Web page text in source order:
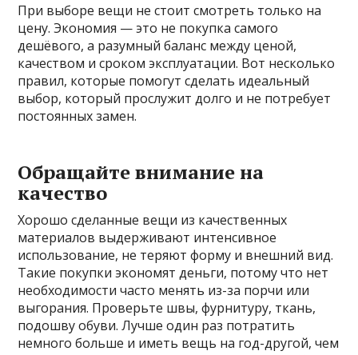
При выборе вещи не стоит смотреть только на
цену. Экономия — это не покупка самого
дешёвого, а разумный баланс между ценой,
качеством и сроком эксплуатации. Вот несколько
правил, которые помогут сделать идеальный
выбор, который прослужит долго и не потребует
постоянных замен.
Обращайте внимание на
качество
Хорошо сделанные вещи из качественных
материалов выдерживают интенсивное
использование, не теряют форму и внешний вид.
Такие покупки экономят деньги, потому что нет
необходимости часто менять из-за порчи или
выгорания. Проверьте швы, фурнитуру, ткань,
подошву обуви. Лучше один раз потратить
немного больше и иметь вещь на год-другой, чем